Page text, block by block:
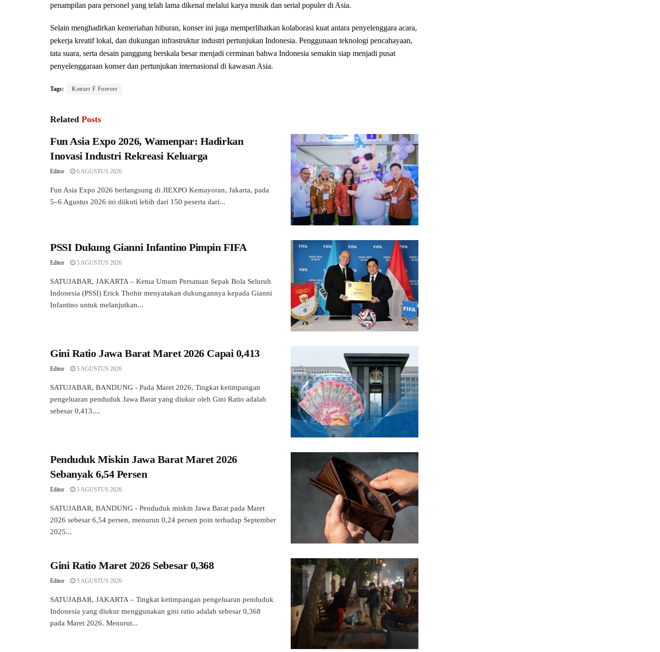
penampilan para personel yang telah lama dikenal melalui karya musik dan serial populer di Asia.
Selain menghadirkan kemeriahan hiburan, konser ini juga memperlihatkan kolaborasi kuat antara penyelenggara acara,
pekerja kreatif lokal, dan dukungan infrastruktur industri pertunjukan Indonesia. Penggunaan teknologi pencahayaan,
tata suara, serta desain panggung berskala besar menjadi cerminan bahwa Indonesia semakin siap menjadi pusat
penyelenggaraan konser dan pertunjukan internasional di kawasan Asia.
Tags: Konser F Forever
Related Posts
Fun Asia Expo 2026, Wamenpar: Hadirkan
Inovasi Industri Rekreasi Keluarga
Editor 6 AGUSTUS 2026
Fun Asia Expo 2026 berlangsung di JIEXPO Kemayoran, Jakarta, pada
5–6 Agustus 2026 ini diikuti lebih dari 150 peserta dari...
PSSI Dukung Gianni Infantino Pimpin FIFA
Editor 5 AGUSTUS 2026
SATUJABAR, JAKARTA – Ketua Umum Persatuan Sepak Bola Seluruh
Indonesia (PSSI) Erick Thohir menyatakan dukungannya kepada Gianni
Infantino untuk melanjutkan...
Gini Ratio Jawa Barat Maret 2026 Capai 0,413
Editor 5 AGUSTUS 2026
SATUJABAR, BANDUNG - Pada Maret 2026, Tingkat ketimpangan
pengeluaran penduduk Jawa Barat yang diukur oleh Gini Ratio adalah
sebesar 0,413....
Penduduk Miskin Jawa Barat Maret 2026
Sebanyak 6,54 Persen
Editor 5 AGUSTUS 2026
SATUJABAR, BANDUNG - Penduduk miskin Jawa Barat pada Maret
2026 sebesar 6,54 persen, menurun 0,24 persen poin terhadap September
2025...
Gini Ratio Maret 2026 Sebesar 0,368
Editor 5 AGUSTUS 2026
SATUJABAR, JAKARTA – Tingkat ketimpangan pengeluaran penduduk
Indonesia yang diukur menggunakan gini ratio adalah sebesar 0,368
pada Maret 2026. Menurut...